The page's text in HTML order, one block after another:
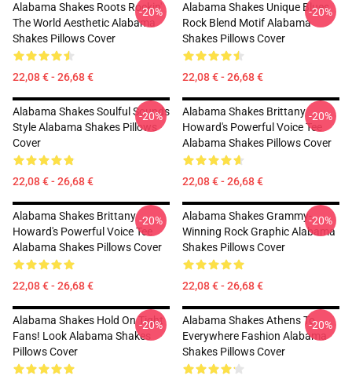
Alabama Shakes Roots Rockin'
The World Aesthetic Alabama
Shakes Pillows Cover
22,08 € - 26,68 €
-20%
Alabama Shakes Unique Blues
Rock Blend Motif Alabama
Shakes Pillows Cover
22,08 € - 26,68 €
-20%
Alabama Shakes Soulful Sounds
Style Alabama Shakes Pillows
Cover
22,08 € - 26,68 €
-20%
Alabama Shakes Brittany
Howard's Powerful Voice Tee
Alabama Shakes Pillows Cover
22,08 € - 26,68 €
-20%
Alabama Shakes Brittany
Howard's Powerful Voice Tee
Alabama Shakes Pillows Cover
22,08 € - 26,68 €
-20%
Alabama Shakes Grammy-
Winning Rock Graphic Alabama
Shakes Pillows Cover
22,08 € - 26,68 €
-20%
Alabama Shakes Hold On Tight
Fans! Look Alabama Shakes
Pillows Cover
-20%
Alabama Shakes Athens To
Everywhere Fashion Alabama
Shakes Pillows Cover
-20%